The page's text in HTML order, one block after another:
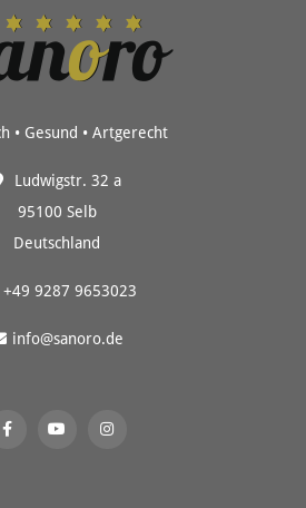
• Gesund • Artgerecht
Ludwigstr. 32 a
95100 Selb
Deutschland
+49 9287 9653023
info@sanoro.de